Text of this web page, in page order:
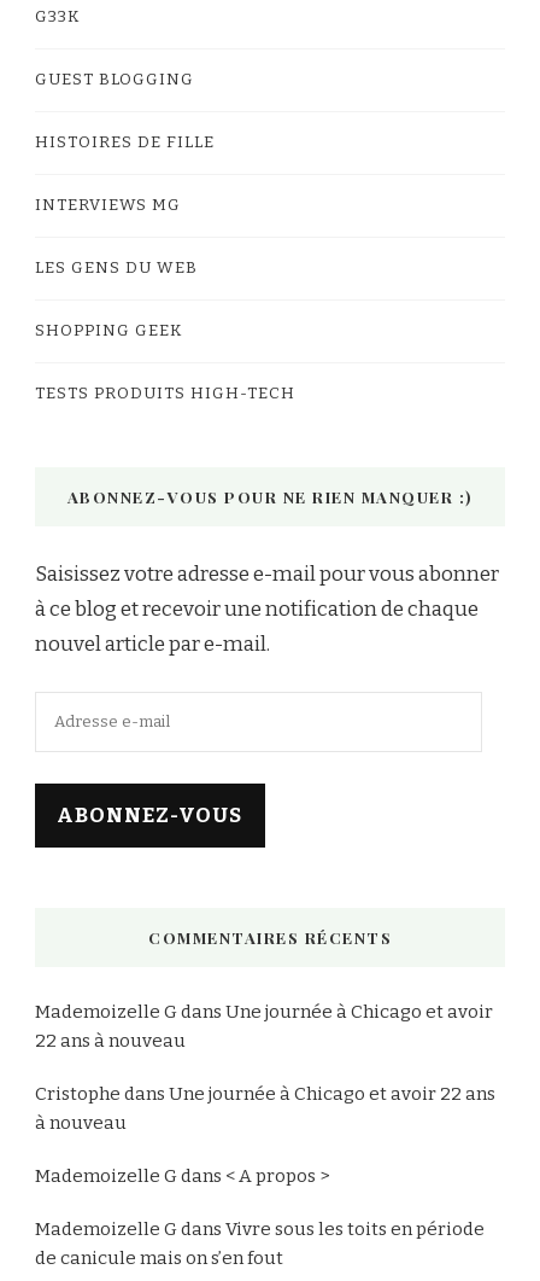
G33K
GUEST BLOGGING
HISTOIRES DE FILLE
INTERVIEWS MG
LES GENS DU WEB
SHOPPING GEEK
TESTS PRODUITS HIGH-TECH
ABONNEZ-VOUS POUR NE RIEN MANQUER :)
Saisissez votre adresse e-mail pour vous abonner
à ce blog et recevoir une notification de chaque
nouvel article par e-mail.
Adresse
mail
ABONNEZ-VOUS
COMMENTAIRES RÉCENTS
Mademoizelle Gdans Une journée à Chicago et avoir
22 ans à nouveau
Cristophe dans Une journée à Chicago et avoir 22 ans
à nouveau
Mademoizelle Gdans < A propos >
Mademoizelle Gdans Vivre sous les toits en période
de canicule mais on s’en fout